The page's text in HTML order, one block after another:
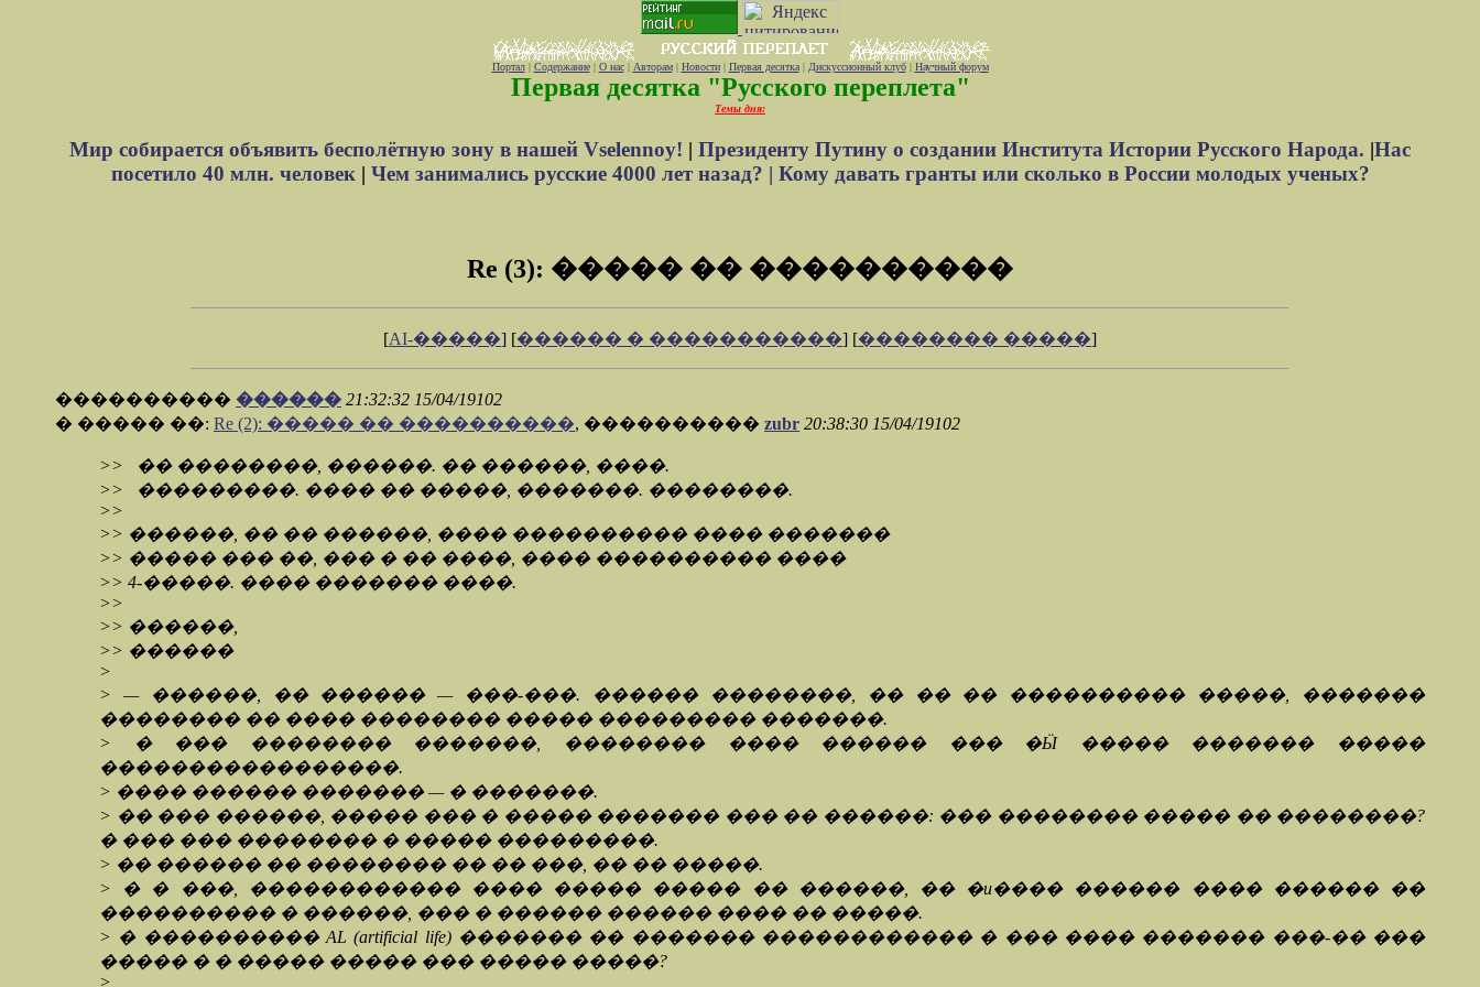
Портал| Содержание| О нас| Авторам| Новости| Первая десятка| Дискуссионный клуб| Научный форум
Первая десятка "Русского переплета"
Темы дня:
Мир собирается объявить бесполётную зону в нашей Vselennoy! | Президенту Путину о создании Института Истории Русского Народа. |Нас
посетило 40 млн. человек| Чем занимались русские 4000 лет назад? | Кому давать гранты или сколько в России молодых ученых?
Re (3): ����� �� ����������
[AI-�����] [������ � �����������] [�������� �����]
���������� ������ 21:32:32 15/04/19102
� ����� ��: Re (2): ����� �� ����������, ���������� zubr 20:38:30 15/04/19102
>> �� ��������, ������. �� ������, ����.
>> ���������. ���� �� �����, �������. ��������.
>>
>> ������, �� �� ������, ���� ���������� ���� �������
>> ����� ��� ��, ��� � �� ����, ���� ���������� ����
>> 4-�����. ���� ������� ����.
>>
>> ������,
>> ������
>
> — ������, �� ������ — ���-���. ������ ��������, �� �� �� ���������� �����, �������
�������� �� ���� �������� ����� ��������� �������.
> � ��� �������� �������, �������� ���� ������ ��� �Ӹ ����� ������� �����
�����������������.
> ���� ������ ������� — � �������.
> �� ��� ������, ����� ��� � ����� ������� ��� �� ������: ��� �������� ����� �� ��������?
� ��� ��� �������� � ����� ���������.
> �� ������ �� �������� �� �� ���, �� �� �����.
> � � ���, ������������ ���� ����� ����� �� ������, �� �и���� ������ ���� ������ ��
���������� � ������, ��� � ������ ������ ���� �� �����.
> � ���������� AL (artificial life) ������� �� ������� ������������ � ��� ���� ������� ���-�� ���
����� � � ����� ����� ��� ����� �����?
>